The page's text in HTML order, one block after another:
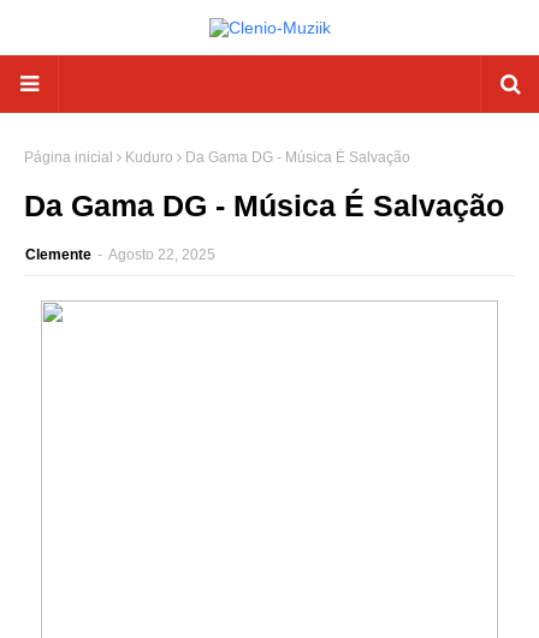
Página inicial Kuduro Da Gama DG - Música É Salvação
Da Gama DG - Música É Salvação
Clemente - Agosto 22, 2025